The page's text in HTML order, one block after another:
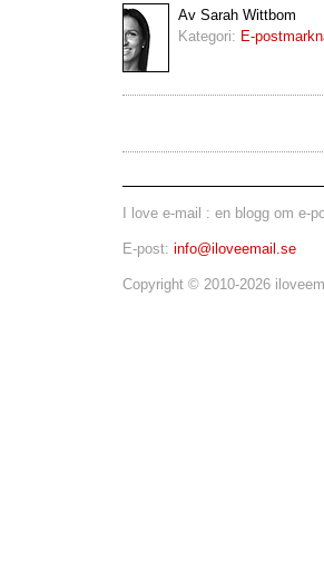
Av Sarah Wittbom
Kategori: E-
I love e-mail : en blogg om e-
E-post: info@iloveemail.se
Copyright © 2010-2026